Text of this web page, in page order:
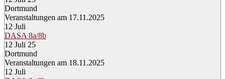
Dortmund
Veranstaltungen am 17.11.2025
12 Juli
DASA 8a/8b
12 Juli 25
Dortmund
Veranstaltungen am 18.11.2025
12 Juli